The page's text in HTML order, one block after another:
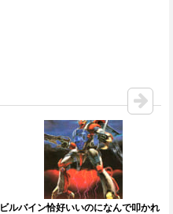
ビルバイン恰好いいのになんで叩かれ